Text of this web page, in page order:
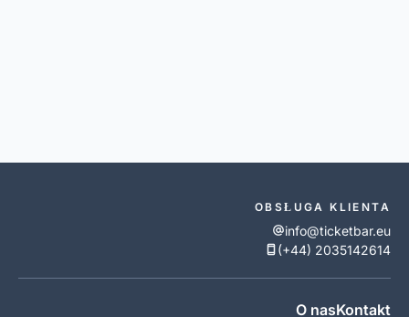
OBSŁUGA KLIENTA
info@ticketbar.eu
(+44) 2035142614
O nasKontakt